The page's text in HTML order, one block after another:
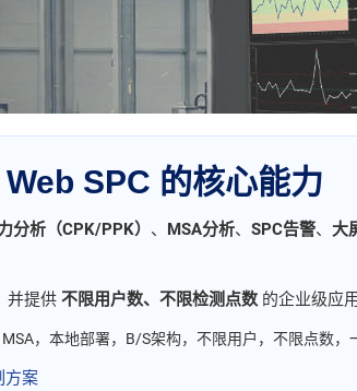
SPC 的核心能力
分析（CPK/PPK） 、 MSA分析、 SPC告警、 大
并提供 不限用户数、不限检测点数 的企业级应
，本地部署，B/S架构，不限用户，不限点数，
方案